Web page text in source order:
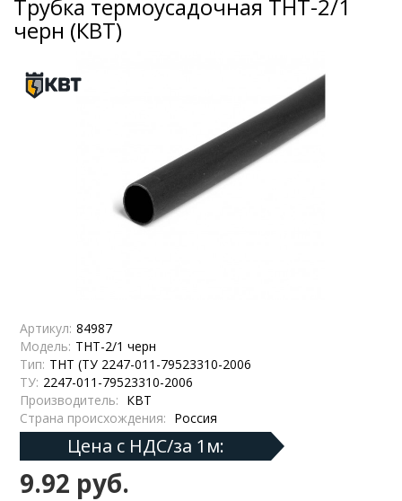
Трубка термоусадочная ТНТ-2/1
черн (КВТ)
Артикул: 84987
Модель: ТНТ-2/1 черн
Тип: ТНТ (ТУ 2247-011-79523310-2006
ТУ: 2247-011-79523310-2006
Производитель: КВТ
Страна происхождения: Россия
Цена с НДС/за 1м:
9.92 руб.